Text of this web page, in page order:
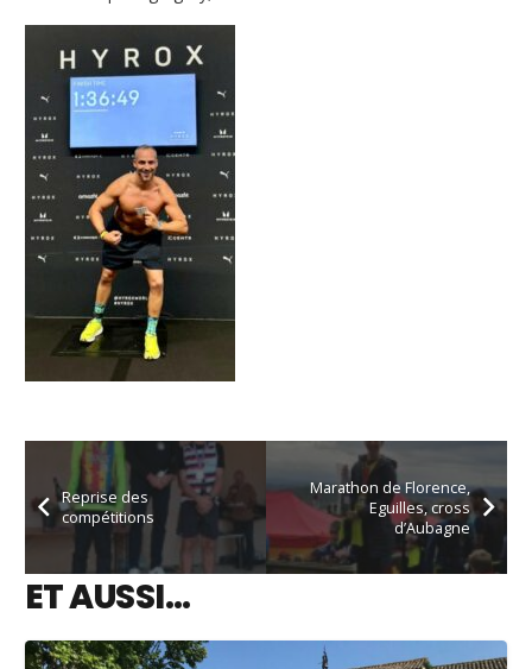
Reprise des
compétitions
Marathon de Florence,
Eguilles, cross
d’Aubagne
ET AUSSI…